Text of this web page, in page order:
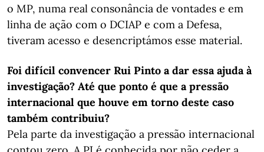
o MP, numa real consonância de vontades e em
linha de ação com o DCIAP e com a Defesa,
tiveram acesso e desencriptámos esse material.
Foi difícil convencer Rui Pinto a dar essa ajuda à
investigação? Até que ponto é que a pressão
internacional que houve em torno deste caso
também contribuiu?
Pela parte da investigação a pressão internacional